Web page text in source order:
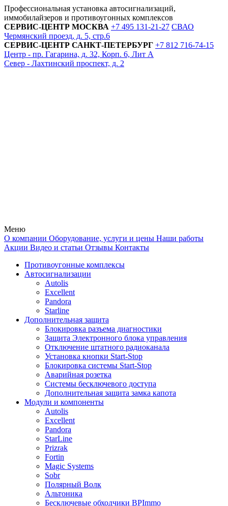
Профессиональная установка автосигнализаций,
иммобилайзеров и противоугонных комплексов
СЕРВИС-ЦЕНТР МОСКВА +7 495 131-21-27 СВАО
Чермянский проезд, д. 5, стр.6
СЕРВИС-ЦЕНТР САНКТ-ПЕТЕРБУРГ +7 812 716-74-15
Центр - пр. Гагарина, д. 32, Корп. 6, Лит А
Север - Лахтинский проспект, д. 2
Меню
О компании Оборудование, услуги и цены Наши работы
Акции Видео и статьи Отзывы Контакты
Противоугонные комплексы
Автосигнализации
Autolis
Excellent
Pandora
Starline
Дополнительная защита
Блокировка разъема диагностики
Защита Электронного блока управления
Отключение штатного радиоканала
Установка кнопки Start-Stop
Блокировка системы Start-Stop
Аварийная розетка
Системы бесключевого доступа
Дополнительная защита замка капота
Модули и компоненты
Autolis
Excellent
Pandora
StarLine
Prizrak
Fortin
Magic Systems
Sobr
Полярный Волк
Альтоника
Бесключевые обходчики BPImmo